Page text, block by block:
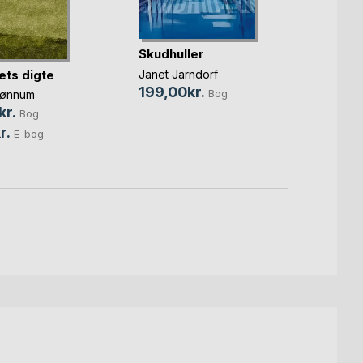
digte
Bog
E-bog
Skudhuller
Janet Jarndorf
199,00kr. Bog